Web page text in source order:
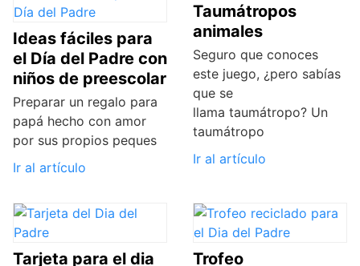
Ideas fáciles para
el Día del Padre con
niños de preescolar
Preparar un regalo para
papá hecho con amor
por sus propios peques
Ir al artículo
Taumátropos
animales
Seguro que conoces
este juego, ¿pero sabías
que se
llama taumátropo? Un
taumátropo
Ir al artículo
Tarjeta para el dia
Trofeo